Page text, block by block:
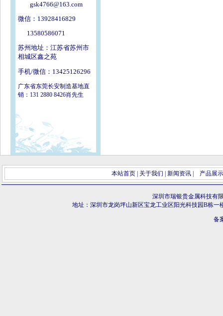
gsk4766@163.com
微信：13928416829
13580586071
苏州地址：江苏省苏州市
相城区鑫之苑
手机/微信：13425126296
广东省东莞长安制造基地直
销：131 2880 8426肖先生
本站首页| 关于我们 新闻资讯| 产品展示
深圳市瑞银贵金属科技有
地址：深圳市龙岗坪山新区宝龙工业区阳光科技园B栋一
备